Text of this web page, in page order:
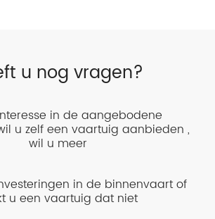
u nog vragen?
in de aangebodene
u zelf een vaartuig aanbieden ,
wil u meer
in de binnenvaart of
u een vaartuig dat niet